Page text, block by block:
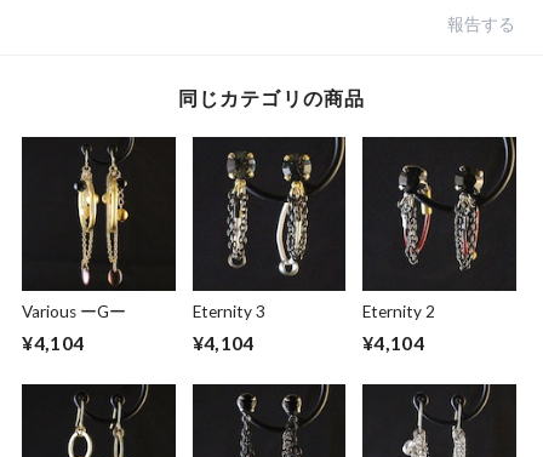
報告する
同じカテゴリの商品
Various ーGー
¥4,104
Eternity 3
¥4,104
Eternity 2
¥4,104